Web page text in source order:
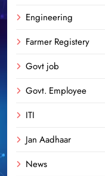
Engineering
Farmer Registery
Govt job
Govt. Employee
ITI
Jan Aadhaar
News